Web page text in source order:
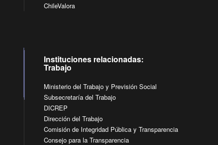
ChileValora
Instituciones relacionadas:
Trabajo
Ministerio del Trabajo y Previsión Social
Subsecretaría del Trabajo
DICREP
Dirección del Trabajo
Comisión de Integridad Pública y Transparencia
Consejo para la Transparencia